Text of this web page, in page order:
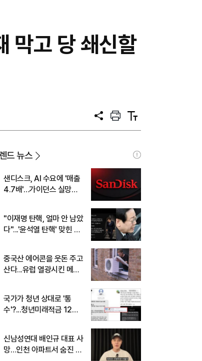
막고 당 쇄신할
공
프
트
텍
트
드 뉴스
샌디스크, AI 수요에 '매출
4.7배'…가이던스 실망에
"이재명 탄핵, 얼마 안 남았
다"...'윤석열 탄핵' 맞힌 무
중국산 에어콘을 웃돈 주고
산다...유럽 열광시킨 메이
국가가 청년 상대로 '통
수'?...청년미래적금 12%
신남성연대 배인규 대표 사
망…인천 아파트서 숨진 채